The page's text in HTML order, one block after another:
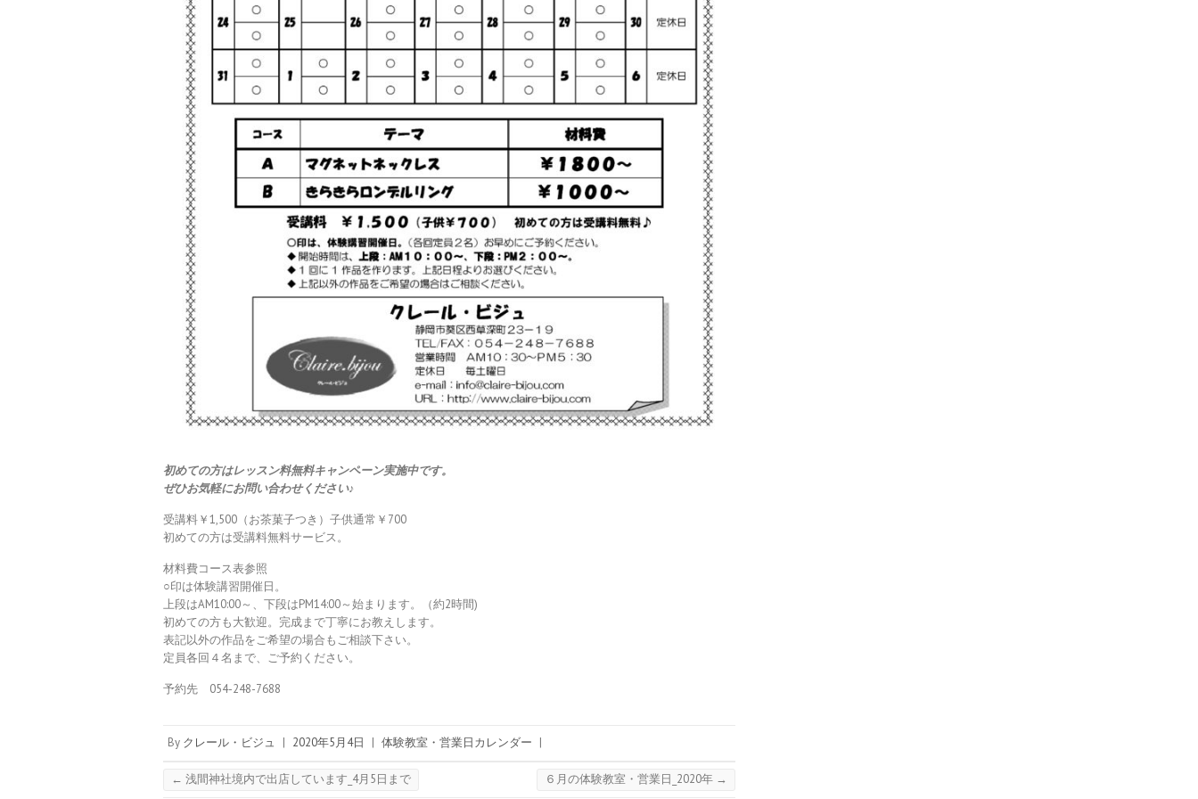
初めての方はレッスン料無料キャンペーン実施中です。
ぜひお気軽にお問い合わせください♪
受講料￥1,500（お茶菓子つき）子供通常￥700
初めての方は受講料無料サービス。
材料費コース表参照
○印は体験講習開催日。
上段はAM10:00～、下段はPM14:00～始まります。（約2時間)
初めての方も大歓迎。完成まで丁寧にお教えします。
表記以外の作品をご希望の場合もご相談下さい。
定員各回４名まで、ご予約ください。
予約先 054-248-7688
By クレール・ビジュ 2020年5月4日 体験教室・営業日カレンダー
← 浅間神社境内で出店しています_4月5日まで ６月の体験教室・営業日_2020年 →